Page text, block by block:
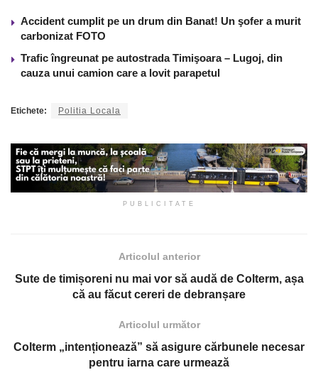
Accident cumplit pe un drum din Banat! Un şofer a murit
carbonizat FOTO
Trafic îngreunat pe autostrada Timişoara – Lugoj, din
cauza unui camion care a lovit parapetul
Etichete: Politia Locala
PUBLICITATE
Articolul anterior
Sute de timișoreni nu mai vor să audă de Colterm, așa
că au făcut cereri de debranșare
Articolul următor
Colterm „intenționează” să asigure cărbunele necesar
pentru iarna care urmează